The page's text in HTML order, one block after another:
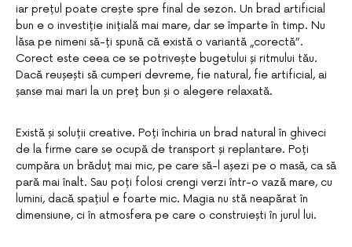
iar prețul poate crește spre final de sezon. Un brad artificial
bun e o investiție inițială mai mare, dar se împarte în timp. Nu
lăsa pe nimeni să-ți spună că există o variantă „corectă”.
Corect este ceea ce se potrivește bugetului și ritmului tău.
Dacă reușești să cumperi devreme, fie natural, fie artificial, ai
șanse mai mari la un preț bun și o alegere relaxată.
Există și soluții creative. Poți închiria un brad natural în ghiveci
de la firme care se ocupă de transport și replantare. Poți
cumpăra un brăduț mai mic, pe care să-l așezi pe o masă, ca să
pară mai înalt. Sau poți folosi crengi verzi într-o vază mare, cu
lumini, dacă spațiul e foarte mic. Magia nu stă neapărat în
dimensiune, ci în atmosfera pe care o construiești în jurul lui.